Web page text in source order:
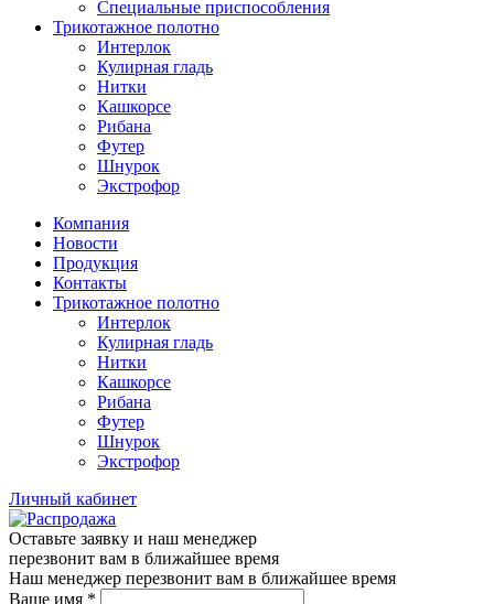
Специальные приспособления
Трикотажное полотно
Интерлок
Кулирная гладь
Нитки
Кашкорсе
Рибана
Футер
Шнурок
Экстрофор
Компания
Новости
Продукция
Контакты
Трикотажное полотно
Интерлок
Кулирная гладь
Нитки
Кашкорсе
Рибана
Футер
Шнурок
Экстрофор
Личный кабинет
Оставьте заявку и наш менеджер
перезвонит вам в ближайшее время
Наш менеджер перезвонит вам в ближайшее время
Ваше имя *